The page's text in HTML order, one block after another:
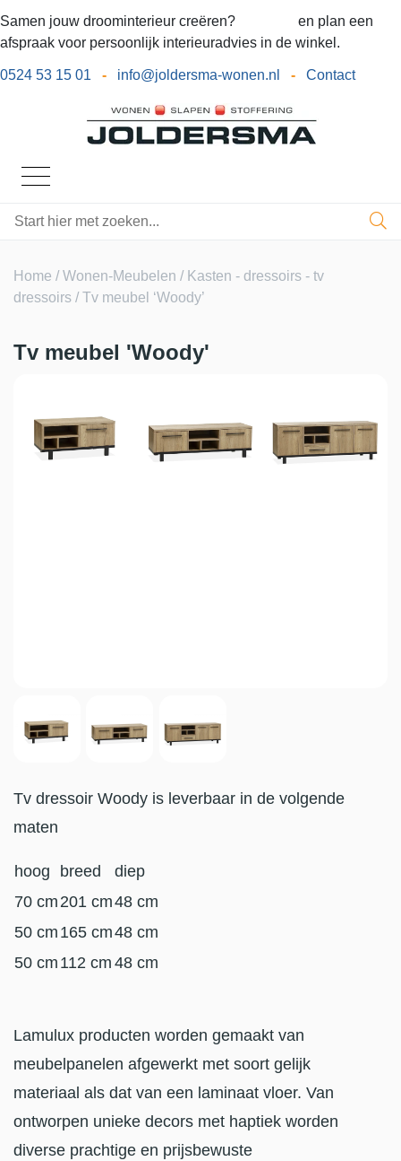
Samen jouw droominterieur creëren?
en plan een
afspraak voor persoonlijk interieuradvies in de winkel.
0524 53 15 01 - info@joldersma-wonen.nl - Contact
Home /Wonen-Meubelen / Kasten - dressoirs - tv
dressoirs / Tv meubel ‘Woody’
Tv meubel 'Woody'
Tv dressoir Woody is leverbaar in de volgende
maten
hoog breed
diep
70 cm 201 cm48 cm
50 cm 165 cm48 cm
50 cm 112 cm 48 cm
Lamulux producten worden gemaakt van
meubelpanelen afgewerkt met soort gelijk
materiaal als dat van een laminaat vloer. Van
ontworpen unieke decors met haptiek worden
diverse prachtige en prijsbewuste